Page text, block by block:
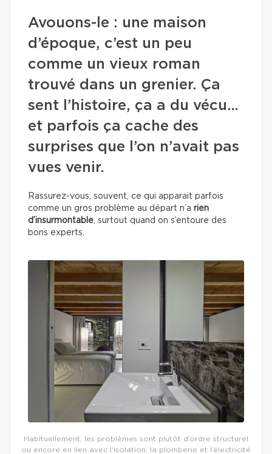
Avouons-le : une maison
d’époque, c’est un peu
comme un vieux roman
trouvé dans un grenier. Ça
sent l’histoire, ça a du vécu…
et parfois ça cache des
surprises que l’on n’avait pas
vues venir.
Rassurez-vous, souvent, ce qui apparait parfois
comme un gros problème au départ n’a rien
d’insurmontable, surtout quand on s’entoure des
bons experts.
Habituellement, les problèmes sont plutôt d’ordre structurel
ou encore en lien avec l’isolation, la plomberie et l’électricité